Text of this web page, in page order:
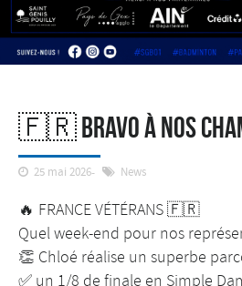
🇫🇷 Bravo à nos
25 mai 2026 News
🔥 FRANCE VÉTÉRANS 🇫🇷
Quel week-end pour nos
👏 Chloé réalise un superbe
✅ un 1/8 de finale en Simple